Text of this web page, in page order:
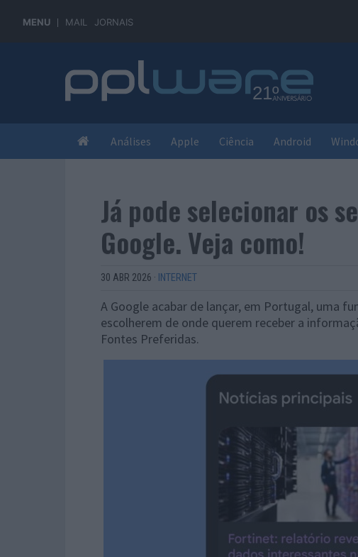
MENU MAIL JORNAIS
Análises Apple Ciência Android
Já pode selecionar os
Google. Veja como!
30 ABR 2026 · INTERNET
A Google acabar de lançar, em Portugal, uma
escolherem de onde querem receber a
Fontes Preferidas.